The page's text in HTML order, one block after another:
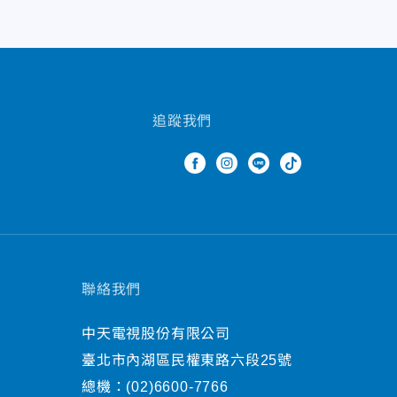
追蹤我們
聯絡我們
中天電視股份有限公司
臺北市內湖區民權東路六段25號
總機： (02)6600-7766